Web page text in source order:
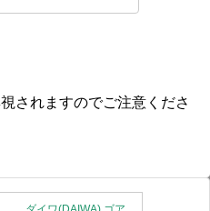
されますのでご注意くださ